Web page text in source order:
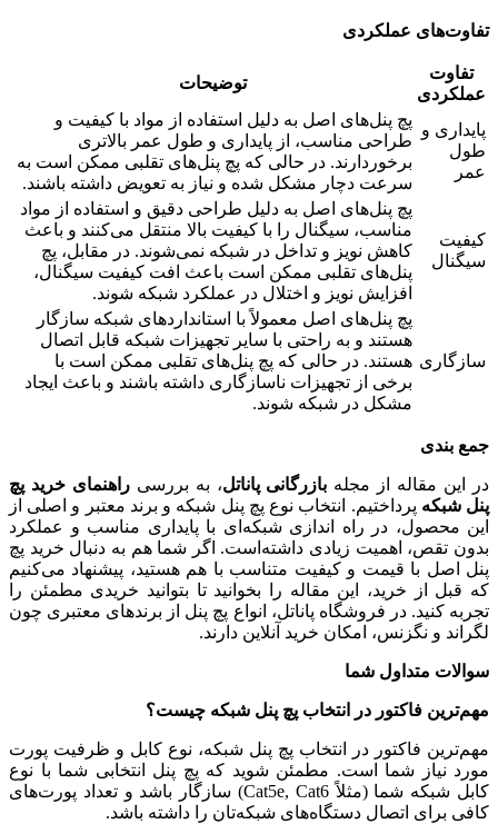
تفاوت‌های عملکردی
تفاوت
عملکردی
توضیحات
پایداری و
طول
عمر
پچ پنل‌های اصل به دلیل استفاده از مواد با کیفیت و
طراحی مناسب، از پایداری و طول عمر بالاتری
برخوردارند. در حالی که پچ پنل‌های تقلبی ممکن است به
سرعت دچار مشکل شده و نیاز به تعویض داشته باشند.
کیفیت
سیگنال
پچ پنل‌های اصل به دلیل طراحی دقیق و استفاده از مواد
مناسب، سیگنال را با کیفیت بالا منتقل می‌کنند و باعث
کاهش نویز و تداخل در شبکه نمی‌شوند. در مقابل، پچ
پنل‌های تقلبی ممکن است باعث افت کیفیت سیگنال،
افزایش نویز و اختلال در عملکرد شبکه شوند.
سازگاری
پچ پنل‌های اصل معمولاً با استانداردهای شبکه سازگار
هستند و به راحتی با سایر تجهیزات شبکه قابل اتصال
هستند. در حالی که پچ پنل‌های تقلبی ممکن است با
برخی از تجهیزات ناسازگاری داشته باشند و باعث ایجاد
مشکل در شبکه شوند.
جمع بندی
در این مقاله از مجله بازرگانی پاناتل، به بررسیراهنمای خرید پچ
پنل شبکه پرداختیم. انتخاب نوع پچ پنل شبکه و برند معتبر و اصلی از
این محصول، در راه اندازی شبکه‌ای با پایداری مناسب و عملکرد
بدون تقص، اهمیت زیادی داشته‌است. اگر شما هم به دنبال خرید پچ
پنل اصل با قیمت و کیفیت متناسب با هم هستید، پیشنهاد می‎‌کنیم
که قبل از خرید، این مقاله را بخوانید تا بتوانید خریدی مطمئن را
تجربه کنید. در فروشگاه پاناتل، انواع پچ پنل از برندهای معتبری چون
لگراند و نگزنس، امکان خرید آنلاین دارند.
سوالات متداول شما
مهم‌ترین فاکتور در انتخاب پچ پنل شبکه چیست؟
مهم‌ترین فاکتور در انتخاب پچ پنل شبکه، نوع کابل و ظرفیت پورت
مورد نیاز شما است. مطمئن شوید که پچ پنل انتخابی شما با نوع
کابل شبکه شما (مثلاً Cat5e, Cat6) سازگار باشد و تعداد پورت‌های
کافی برای اتصال دستگاه‌های شبکه‌تان را داشته باشد.